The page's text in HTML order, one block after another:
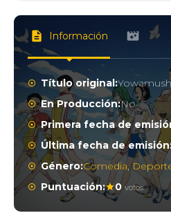
Información
Título original:
En Producción:No
Primera fecha de
Última fecha de
Género:Comedia,
Puntuación:
0 votos